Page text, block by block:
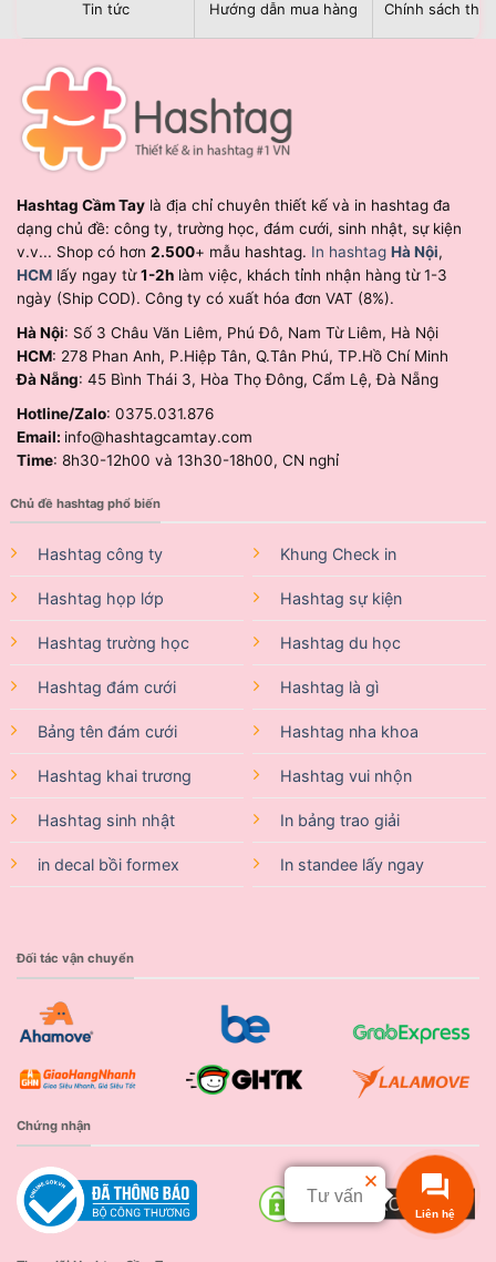
Tin tức Hướng dẫn mua hàng Chính sách
Hashtag Cầm Tay là địa chỉ chuyên thiết kế và in hashtag đa
dạng chủ đề: công ty, trường học, đám cưới, sinh nhật, sự kiện
v.v... Shop có hơn 2.500+ mẫu hashtag. In hashtag Hà Nội,
HCM lấy ngay từ1-2h làm việc, khách tỉnh nhận hàng từ 1-3
ngày (Ship COD). Công ty có xuất hóa đơn VAT (8%).
Hà Nội: Số 3 Châu Văn Liêm, Phú Đô, Nam Từ Liêm, Hà Nội
HCM: 278 Phan Anh, P.Hiệp Tân, Q.Tân Phú, TP.Hồ Chí Minh
Đà Nẵng: 45 Bình Thái 3, Hòa Thọ Đông, Cẩm Lệ, Đà Nẵng
Hotline/Zalo: 0375.031.876
Email: info@hashtagcamtay.com
Time: 8h30-12h00 và 13h30-18h00, CN nghỉ
Chủ đề hashtag phổ biến
Hashtag công ty
Hashtag họp lớp
Hashtag trường học
Hashtag đám cưới
Bảng tên đám cưới
Hashtag khai trương
Hashtag sinh nhật
in decal bồi formex
Khung Check in
Hashtag sự kiện
Hashtag du học
Hashtag là gì
Hashtag nha khoa
Hashtag vui nhộn
In bảng trao giải
In standee lấy ngay
Đối tác vận chuyển
Chứng nhận
Liên hệ
Tư vấn